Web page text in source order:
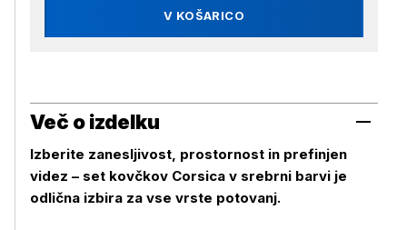
V KOŠARICO
Več o izdelku
Izberite zanesljivost, prostornost in prefinjen
videz – set kovčkov Corsica v srebrni barvi je
odlična izbira za vse vrste potovanj.